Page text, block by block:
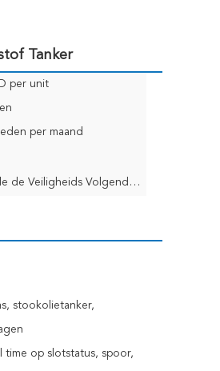
Tanker
per unit
per maand
JT802 van de de Veiligheids Volgend Verbinding van Olietankergps Anti-diefstal de Klepslot
stookolietanker,
time op slotstatus, spoor,